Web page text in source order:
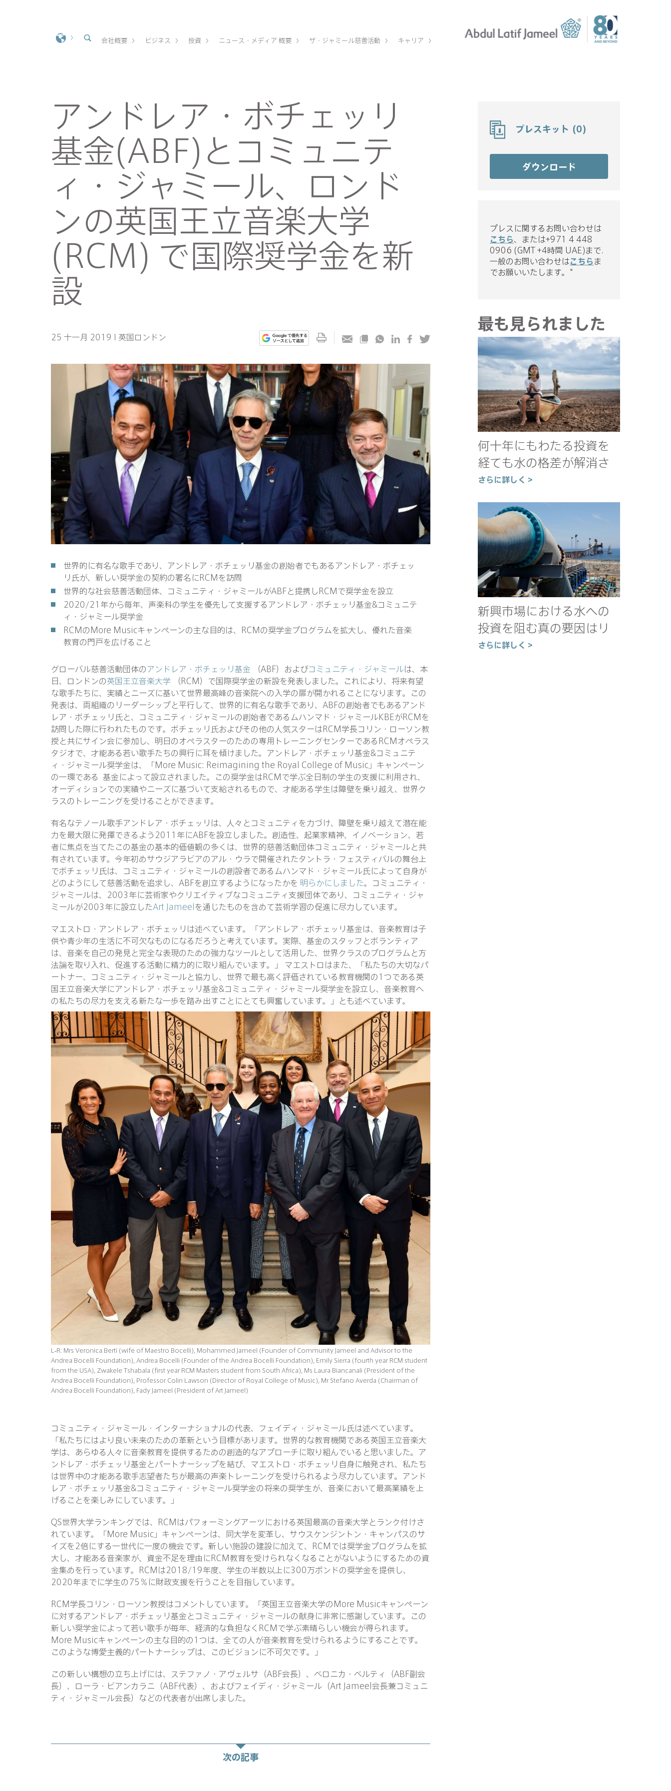
会社概要 ビジネス 投資 ニュース・メディア 概要 ザ・ジャミール慈善活動 キャリア
アンドレア・ボチェッリ
基金(ABF)とコミュニテ
ィ・ジャミール、ロンド
ンの英国王立音楽大学
(RCM) で国際奨学金を新
設
25 十一月 2019 I 英国ロンドン
世界的に有名な歌手であり、アンドレア・ボチェッリ基金の創始者でもあるアンドレア・ボチェッ
リ氏が、新しい奨学金の契約の署名にRCMを訪問
世界的な社会慈善活動団体、コミュニティ・ジャミールがABFと提携しRCMで奨学金を設立
2020/21年から毎年、声楽科の学生を優先して支援するアンドレア・ボチェッリ基金&コミュニテ
ィ・ジャミール奨学金
RCMのMore Musicキャンペーンの主な目的は、RCMの奨学金プログラムを拡大し、優れた音楽
教育の門戸を広げること
グローバル慈善活動団体のアンドレア・ボチェッリ基金 （ABF）およびコミュニティ・ジャミールは、本
日、ロンドンの英国王立音楽大学 （RCM）で国際奨学金の新設を発表しました。これにより、将来有望
な歌手たちに、実績とニーズに基いて世界最高峰の音楽院への入学の扉が開かれることになります。この
発表は、両組織のリーダーシップと平行して、世界的に有名な歌手であり、ABFの創始者でもあるアンド
レア・ボチェッリ氏と、コミュニティ・ジャミールの創始者であるムハンマド・ジャミールKBEがRCMを
訪問した際に行われたものです。ボチェッリ氏およびその他の人気スターはRCM学長コリン・ローソン教
授と共にサイン会に参加し、明日のオペラスターのための専用トレーニングセンターであるRCMオペラス
タジオで、才能ある若い歌手たちの興行に耳を傾けました。アンドレア・ボチェッリ基金&コミュニテ
ィ・ジャミール奨学金は、「More Music: Reimagining the Royal College of Music」キャンペーン
の一環である 基金によって設立されました。この奨学金はRCMで学ぶ全日制の学生の支援に利用され、
オーディションでの実績やニーズに基づいて支給されるもので、才能ある学生は障壁を乗り越え、世界ク
ラスのトレーニングを受けることができます。
有名なテノール歌手アンドレア・ボチェッリは、人々とコミュニティを力づけ、障壁を乗り越えて潜在能
力を最大限に発揮できるよう2011年にABFを設立しました。創造性、起業家精神、イノベーション、若
者に焦点を当てたこの基金の基本的価値観の多くは、世界的慈善活動団体コミュニティ・ジャミールと共
有されています。今年初めサウジアラビアのアル・ウラで開催されたタントラ・フェスティバルの舞台上
でボチェッリ氏は、コミュニティ・ジャミールの創設者であるムハンマド・ジャミール氏によって自身が
どのようにして慈善活動を追求し、ABFを創立するようになったかを 明らかにしました。コミュニティ・
ジャミールは、2003年に芸術家やクリエイティブなコミュニティ支援団体であり、コミュニティ・ジャ
ミールが2003年に設立したArt Jameelを通じたものを含めて芸術学習の促進に尽力しています。
マエストロ・アンドレア・ボチェッリは述べています。「アンドレア・ボチェッリ基金は、音楽教育は子
供や青少年の生活に不可欠なものになるだろうと考えています。実際、基金のスタッフとボランティア
は、音楽を自己の発見と完全な表現のための強力なツールとして活用した、世界クラスのプログラムと方
法論を取り入れ、促進する活動に精力的に取り組んでいます。」 マエストロはまた、「私たちの大切なパ
ートナー、コミュニティ・ジャミールと協力し、世界で最も高く評価されている教育機関の1つである英
国王立音楽大学にアンドレア・ボチェッリ基金&コミュニティ・ジャミール奨学金を設立し、音楽教育へ
の私たちの尽力を支える新たな一歩を踏み出すことにとても興奮しています。」とも述べています。
L-R: Mrs Veronica Berti (wife of Maestro Bocelli), Mohammed Jameel (Founder of Community Jameel and Advisor to the
Andrea Bocelli Foundation), Andrea Bocelli (Founder of the Andrea Bocelli Foundation), Emily Sierra (fourth year RCM student
from the USA), Zwakele Tshabala (first year RCM Masters student from South Africa), Ms Laura Biancanali (President of the
Andrea Bocelli Foundation), Professor Colin Lawson (Director of Royal College of Music), Mr Stefano Averda (Chairman of
Andrea Bocelli Foundation), Fady Jameel (President of Art Jameel)
コミュニティ・ジャミール・インターナショナルの代表、フェイディ・ジャミール氏は述べています。
「私たちにはより良い未来のための革新という目標があります。世界的な教育機関である英国王立音楽大
学は、あらゆる人々に音楽教育を提供するための創造的なアプローチに取り組んでいると思いました。ア
ンドレア・ボチェッリ基金とパートナーシップを結び、マエストロ・ボチェッリ自身に触発され、私たち
は世界中の才能ある歌手志望者たちが最高の声楽トレーニングを受けられるよう尽力しています。アンド
レア・ボチェッリ基金&コミュニティ・ジャミール奨学金の将来の奨学生が、音楽において最高業績を上
げることを楽しみにしています。」
QS世界大学ランキングでは、RCMはパフォーミングアーツにおける英国最高の音楽大学とランク付けさ
れています。「More Music」キャンペーンは、同大学を変革し、サウスケンジントン・キャンパスのサ
イズを2倍にする一世代に一度の機会です。新しい施設の建設に加えて、RCMでは奨学金プログラムを拡
大し、才能ある音楽家が、資金不足を理由にRCM教育を受けられなくなることがないようにするための資
金集めを行っています。RCMは2018/19年度、学生の半数以上に300万ポンドの奨学金を提供し、
2020年までに学生の75％に財政支援を行うことを目指しています。
RCM学長コリン・ローソン教授はコメントしています。「英国王立音楽大学のMore Musicキャンペーン
に対するアンドレア・ボチェッリ基金とコミュニティ・ジャミールの献身に非常に感謝しています。この
新しい奨学金によって若い歌手が毎年、経済的な負担なくRCMで学ぶ素晴らしい機会が得られます。
More Musicキャンペーンの主な目的の1つは、全ての人が音楽教育を受けられるようにすることです。
このような博愛主義的パートナーシップは、このビジョンに不可欠です。」
この新しい構想の立ち上げには、ステファノ・アヴェルサ（ABF会長）、ベロニカ・ベルティ（ABF副会
長）、ローラ・ビアンカラニ（ABF代表）、およびフェイディ・ジャミール（Art Jameel会長兼コミュニ
ティ・ジャミール会長）などの代表者が出席しました。
次の記事
プレスキット (0)
ダウンロード
プレスに関するお問い合わせは
こちら、または+971 4 448
0906 (GMT +4時間 UAE)まで.
一般のお問い合わせはこちらま
でお願いいたします。"
最も見られました
何十年にもわたる投資を
経ても水の格差が解消さ
れない理由
さらに詳しく >
新興市場における水への
投資を阻む真の要因はリ
スクなのか
さらに詳しく >